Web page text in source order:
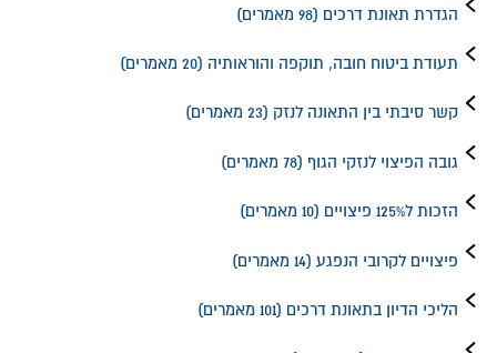
הגדרת תאונת דרכים (98 מאמרים)
תעודת ביטוח חובה, תוקפה והוראותיה (20 מאמרים)
קשר סיבתי בין התאונה לנזק (23 מאמרים)
גובה הפיצוי לנזקי הגוף (78 מאמרים)
הזכות ל125% פיצויים (10 מאמרים)
פיצויים לקרובי הנפגע (14 מאמרים)
הליכי הדיון בתאונת דרכים (101 מאמרים)